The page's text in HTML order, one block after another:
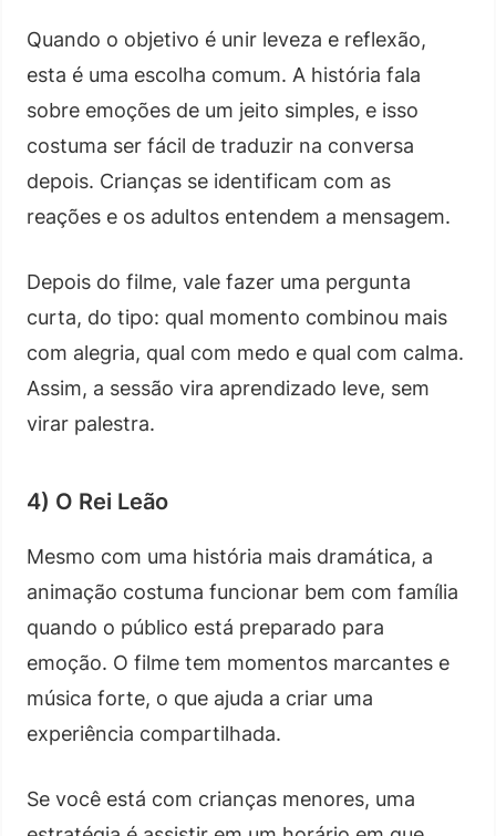
Quando o objetivo é unir leveza e reflexão,
esta é uma escolha comum. A história fala
sobre emoções de um jeito simples, e isso
costuma ser fácil de traduzir na conversa
depois. Crianças se identificam com as
reações e os adultos entendem a mensagem.
Depois do filme, vale fazer uma pergunta
curta, do tipo: qual momento combinou mais
com alegria, qual com medo e qual com calma.
Assim, a sessão vira aprendizado leve, sem
virar palestra.
4) O Rei Leão
Mesmo com uma história mais dramática, a
animação costuma funcionar bem com família
quando o público está preparado para
emoção. O filme tem momentos marcantes e
música forte, o que ajuda a criar uma
experiência compartilhada.
Se você está com crianças menores, uma